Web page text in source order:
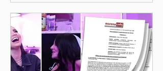
73 avenidas durante 2026,
el gobernador Alejandro
Armenta Mier supervisó la
rehabilitación de la
Avenida 105 Poniente, obra
que registra 44 por ciento